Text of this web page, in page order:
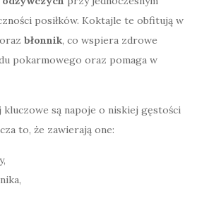
posiłków. Koktajle te obfitują w
oraz błonnik, co wspiera zdrowe
pokarmowego oraz pomaga w
są napoje o niskiej gęstości
to, że zawierają one: